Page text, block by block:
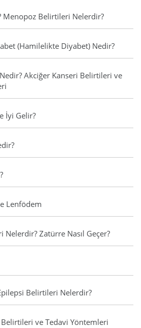
Menopoz Belirtileri Nelerdir?
(Hamilelikte Diyabet) Nedir?
Akciğer Kanseri Belirtileri ve
İyi Gelir?
Lenfödem
Zatürre Nasıl Geçer?
Belirtileri Nelerdir?
ve Tedavi Yöntemleri